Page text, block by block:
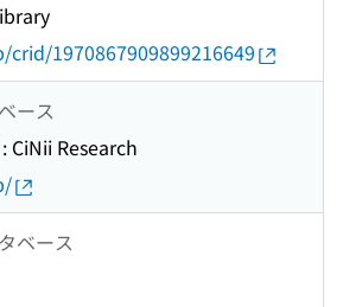
1970867909899216649
ース
CiNii Research
ベース